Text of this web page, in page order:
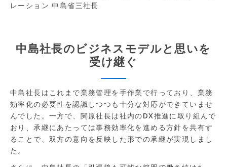
レーション 中島省三社長
中島社長のビジネスモデルと思いを
受け継ぐ
中島社長はこれまで業務管理を手作業で行っており、業務
効率化の必要性を認識しつつも十分な対応ができていませ
んでした。一方で、関原社長は社内のDX推進に取り組んで
おり、承継にあたっては事務効率化を進める方針を共有す
ることで、双方の意向を反映した形での承継が実現しまし
た。